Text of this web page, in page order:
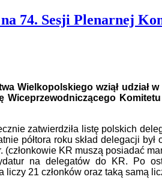
74. Sesji Plenarnej
Wielkopolskiego wziął
Wiceprzewodniczącego
zatwierdziła listę polskich
półtora roku skład delegacji
(członkowie KR muszą posiadać
na delegatów do KR. Po
21 członków oraz taką samą